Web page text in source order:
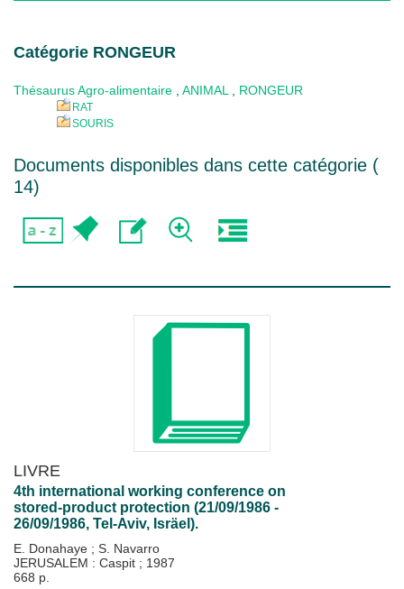
Catégorie RONGEUR
Thésaurus Agro-alimentaire ANIMAL RONGEUR
RAT
SOURIS
Documents disponibles dans cette catégorie (
14)
LIVRE
4th international working conference on
stored-product protection (21/09/1986 -
26/09/1986, Tel-Aviv, Isräel).
E. Donahaye ; S. Navarro
JERUSALEM : Caspit ; 1987
668 p.